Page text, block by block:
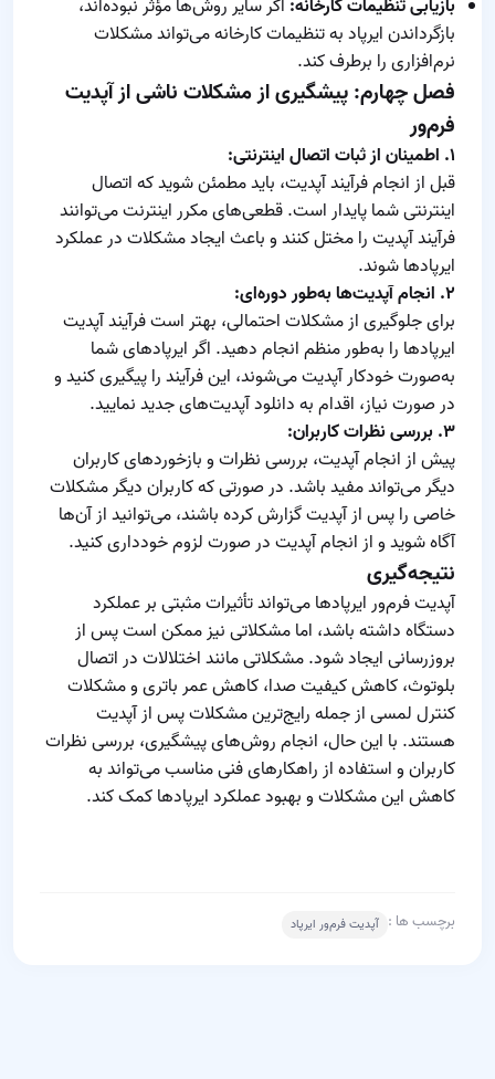
بازیابی تنظیمات کارخانه: اگر سایر روش‌ها مؤثر نبوده‌اند،
بازگرداندن ایرپاد به تنظیمات کارخانه می‌تواند مشکلات
نرم‌افزاری را برطرف کند.
فصل چهارم: پیشگیری از مشکلات ناشی از آپدیت
فرم‌ور
۱. اطمینان از ثبات اتصال اینترنتی:
قبل از انجام فرآیند آپدیت، باید مطمئن شوید که اتصال
اینترنتی شما پایدار است. قطعی‌های مکرر اینترنت می‌توانند
فرآیند آپدیت را مختل کنند و باعث ایجاد مشکلات در عملکرد
ایرپادها شوند.
۲. انجام آپدیت‌ها به‌طور دوره‌ای:
برای جلوگیری از مشکلات احتمالی، بهتر است فرآیند آپدیت
ایرپادها را به‌طور منظم انجام دهید. اگر ایرپادهای شما
به‌صورت خودکار آپدیت می‌شوند، این فرآیند را پیگیری کنید و
در صورت نیاز، اقدام به دانلود آپدیت‌های جدید نمایید.
۳. بررسی نظرات کاربران:
پیش از انجام آپدیت، بررسی نظرات و بازخوردهای کاربران
دیگر می‌تواند مفید باشد. در صورتی که کاربران دیگر مشکلات
خاصی را پس از آپدیت گزارش کرده باشند، می‌توانید از آن‌ها
آگاه شوید و از انجام آپدیت در صورت لزوم خودداری کنید.
نتیجه‌گیری
آپدیت فرم‌ور ایرپادها می‌تواند تأثیرات مثبتی بر عملکرد
دستگاه داشته باشد، اما مشکلاتی نیز ممکن است پس از
بروزرسانی ایجاد شود. مشکلاتی مانند اختلالات در اتصال
بلوتوث، کاهش کیفیت صدا، کاهش عمر باتری و مشکلات
کنترل لمسی از جمله رایج‌ترین مشکلات پس از آپدیت
هستند. با این حال، انجام روش‌های پیشگیری، بررسی نظرات
کاربران و استفاده از راهکارهای فنی مناسب می‌تواند به
کاهش این مشکلات و بهبود عملکرد ایرپادها کمک کند.
برچسب ها : آپدیت‌ فرم‌ور ایرپاد